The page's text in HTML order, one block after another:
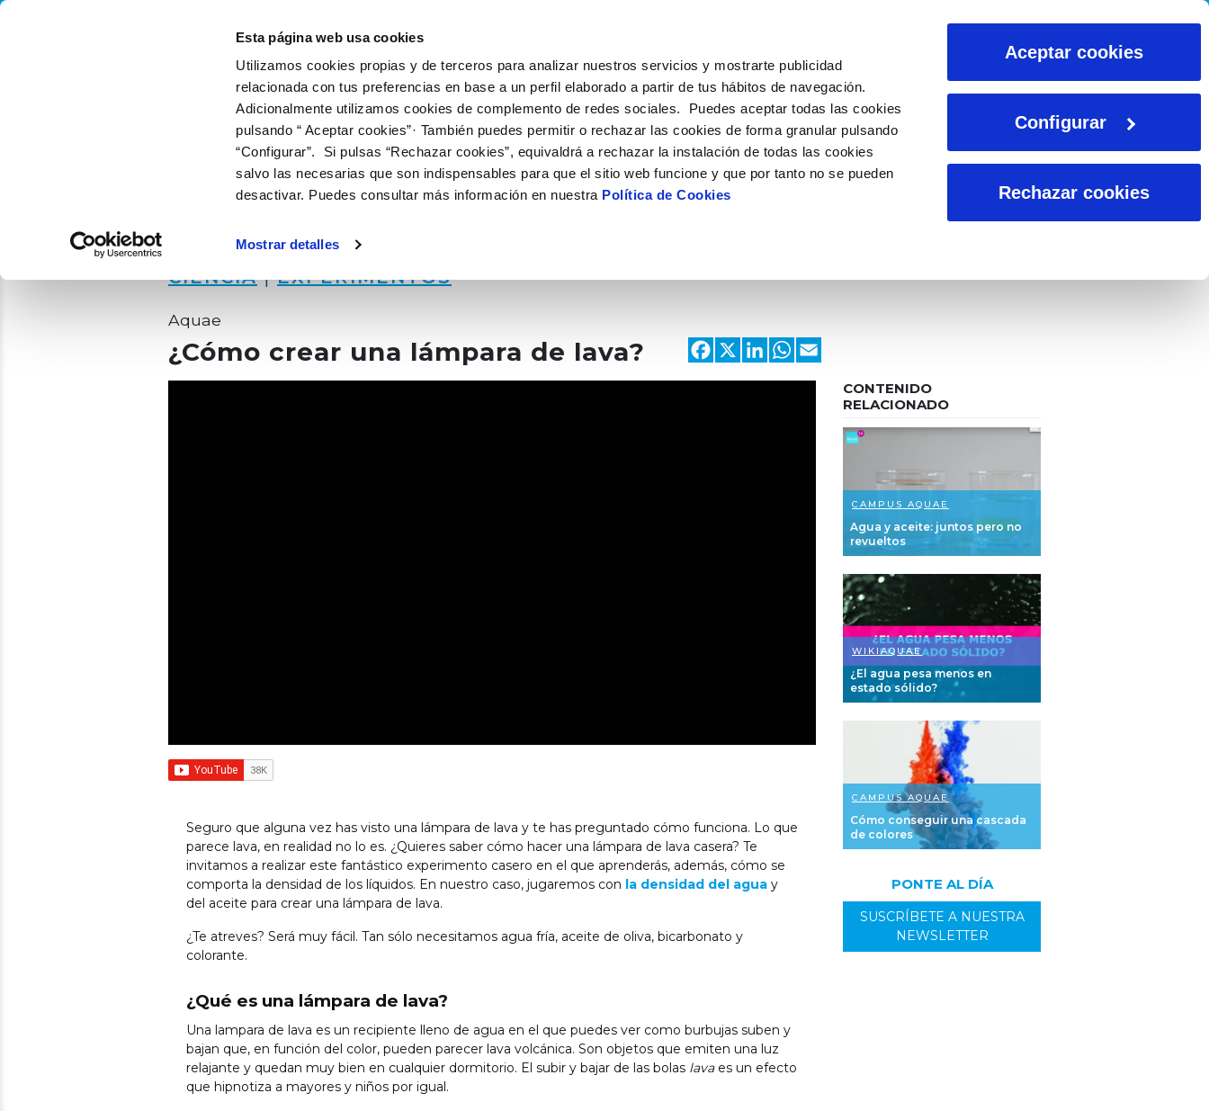
Esta página web usa cookies
Utilizamos cookies propias y de terceros para analizar nuestros servicios y mostrarte publicidad
relacionada con tus preferencias en base a un perfil elaborado a partir de tus hábitos de navegación.
Adicionalmente utilizamos cookies de complemento de redes sociales. Puedes aceptar todas las cookies
pulsando “ Aceptar cookies”· También puedes permitir o rechazar las cookies de forma granular pulsando
“Configurar”. Si pulsas “Rechazar cookies”, equivaldrá a rechazar la instalación de todas las cookies
salvo las necesarias que son indispensables para que el sitio web funcione y que por tanto no se pueden
desactivar. Puedes consultar más información en nuestra Política de Cookies
Mostrar detalles
Aceptar cookies
Configurar
Rechazar cookies
CIENCIA|EXPERIMENTOS
Aquae
¿Cómo crear una lámpara de lava? Facebook
X LinkedIn
WhatsApp
Seguro que alguna vez has visto una lámpara de lava y te has preguntado cómo funciona. Lo que
parece lava, en realidad no lo es. ¿Quieres saber cómo hacer una lámpara de lava casera? Te
invitamos a realizar este fantástico experimento casero en el que aprenderás, además, cómo se
comporta la densidad de los líquidos. En nuestro caso, jugaremos con la densidad del agua y
del aceite para crear una lámpara de lava.
¿Te atreves? Será muy fácil. Tan sólo necesitamos agua fría, aceite de oliva, bicarbonato y
colorante.
¿Qué es una lámpara de lava?
Una lampara de lava es un recipiente lleno de agua en el que puedes ver como burbujas suben y
bajan que, en función del color, pueden parecer lava volcánica. Son objetos que emiten una luz
relajante y quedan muy bien en cualquier dormitorio. El subir y bajar de las bolas lavaes un efecto
que hipnotiza a mayores y niños por igual.
CONTENIDO
RELACIONADO
CAMPUS AQUAE
Agua y aceite: juntos pero no
revueltos
WIKIAQUAE
¿El agua pesa menos en
estado sólido?
CAMPUS AQUAE
Cómo conseguir una cascada
de colores
PONTE AL DÍA
SUSCRÍBETE A NUESTRA
NEWSLETTER